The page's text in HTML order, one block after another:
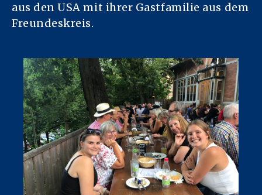
aus den USA mit ihrer Gastfamilie aus dem
Freundeskreis.